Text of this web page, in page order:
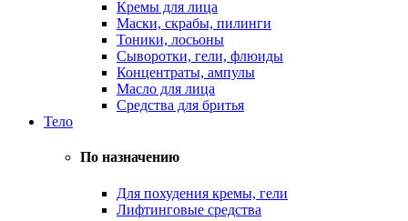
Кремы для лица
Маски, скрабы, пилинги
Тоники, лосьоны
Сыворотки, гели, флюиды
Концентраты, ампулы
Масло для лица
Средства для бритья
Тело
По назначению
Для похудения кремы, гели
Лифтинговые средства